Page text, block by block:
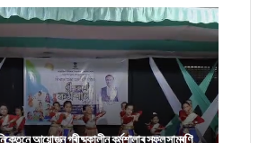
আয়োজন গ্ৰীষ্মকালীন কৰ্মশালাৰ সফল সামৰণি